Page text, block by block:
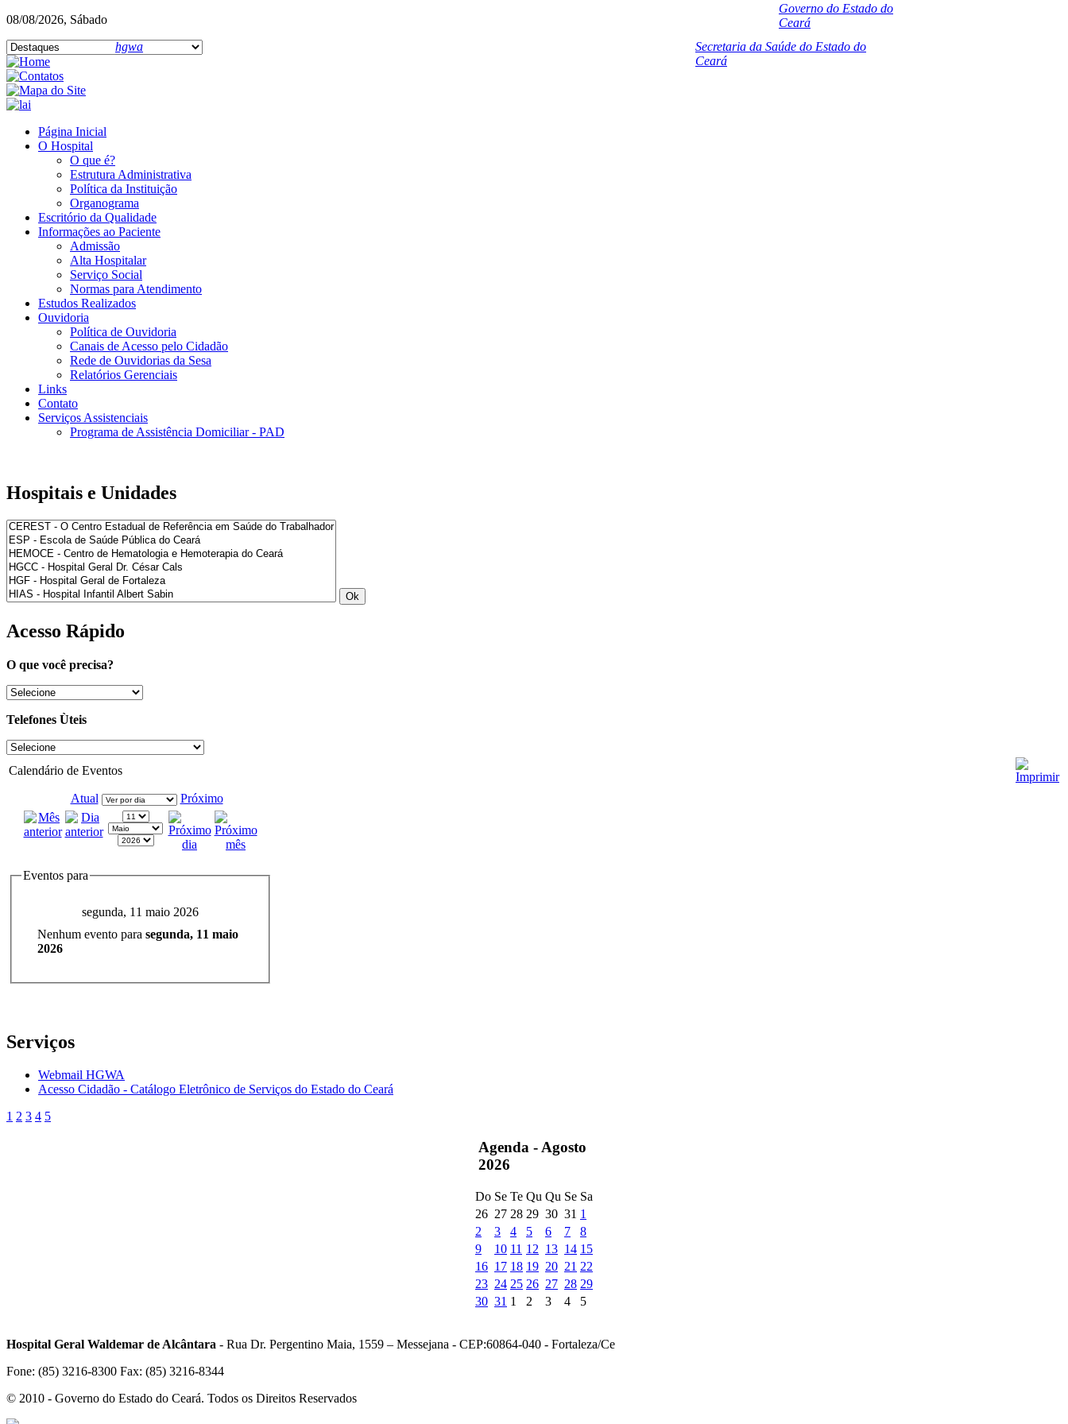
08/08/2026, Sábado
hgwa
Secretaria da Saúde do Estado do
Ceará
Governo do Estado do
Ceará
Página Inicial
O Hospital
O que é?
Estrutura Administrativa
Política da Instituição
Organograma
Escritório da Qualidade
Informações ao Paciente
Admissão
Alta Hospitalar
Serviço Social
Normas para Atendimento
Estudos Realizados
Ouvidoria
Política de Ouvidoria
Canais de Acesso pelo Cidadão
Rede de Ouvidorias da Sesa
Relatórios Gerenciais
Links
Contato
Serviços Assistenciais
Programa de Assistência Domiciliar - PAD
Hospitais e Unidades
Acesso Rápido
O que você precisa?
Telefones Ùteis
Calendário de Eventos
Atual Próximo
Eventos para
segunda, 11 maio 2026
Nenhum evento para segunda, 11 maio
2026
Serviços
Webmail HGWA
Acesso Cidadão - Catálogo Eletrônico de Serviços do Estado do Ceará
1 2 3 4 5
Agenda - Agosto
2026
Do Se Te Qu Qu Se Sa
26 27 28 29 30 31 1
2
3 4 5 6 7
8
9
10 11 12 13 14 15
16 17 18 19 20 21 22
23 24 25 26 27 28 29
30 31 1 2 3 4 5
Hospital Geral Waldemar de Alcântara - Rua Dr. Pergentino Maia, 1559 – Messejana - CEP:60864-040 - Fortaleza/Ce
Fone: (85) 3216-8300 Fax: (85) 3216-8344
© 2010 - Governo do Estado do Ceará. Todos os Direitos Reservados